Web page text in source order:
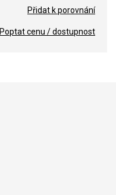
Přidat k porovnání
Poptat cenu / dostupnost